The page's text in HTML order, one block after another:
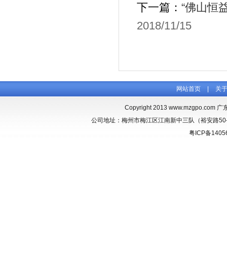
下一篇： “佛山恒
2018/11/15
网站首页 关
Copyright 2013 www.mzgpo.com 广
公司地址：梅州市梅江区江南新中三队（裕安路
粤ICP备